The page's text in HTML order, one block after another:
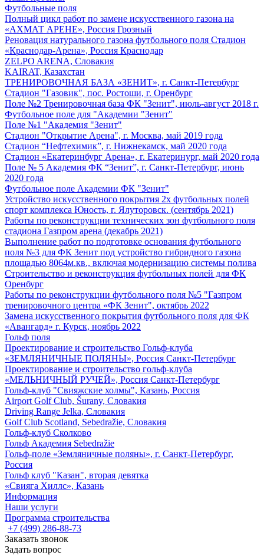
Футбольные поля
Полный цикл работ по замене искусственного газона на
«АХМАТ АРЕНЕ», Россия Грозный
Реновация натурального газона футбольного поля Стадион
«Краснодар-Арена», Россия Краснодар
ZELPO ARENA, Словакия
KAIRAT, Казахстан
ТРЕНИРОВОЧНАЯ БАЗА «ЗЕНИТ», г. Санкт-Петербург
Стадион "Газовик", пос. Ростоши, г. Оренбург
Поле №2 Тренировочная база ФК "Зенит", июль-август 2018 г.
Футбольное поле для "Академии "Зенит"
Поле №1 "Академия "Зенит"
Стадион "Открытие Арена", г. Москва, май 2019 года
Стадион “Нефтехимик”, г. Нижнекамск, май 2020 года
Стадион «Екатеринбург Арена», г. Екатеринург, май 2020 года
Поле № 5 Академия ФК “Зенит”, г. Санкт-Петербург, июнь
2020 года
Футбольное поле Академии ФК "Зенит"
Устройство искусственного покрытия 2х футбольных полей
спорт комплекса Юность, г. Ялуторовск. (сентябрь 2021)
Работы по реконструкции технических зон футбольного поля
стадиона Газпром арена (декабрь 2021)
Выполнение работ по подготовке основания футбольного
поля №3 для ФК Зенит под устройство гибридного газона
площадью 8064м.кв., включая модернизацию системы полива
Строительство и реконструкция футбольных полей для ФК
Оренбург
Работы по реконструкции футбольного поля №5 "Газпром
тренировочного центра «ФК Зенит", октябрь 2022
Замена искусственного покрытия футбольного поля для ФК
«Авангард» г. Курск, ноябрь 2022
Гольф поля
Проектирование и строительство Гольф-клуба
«ЗЕМЛЯНИЧНЫЕ ПОЛЯНЫ», Россия Санкт-Петербург
Проектирование и строительство гольф-клуба
«МЕЛЬНИЧНЫЙ РУЧЕЙ», Россия Санкт-Петербург
Гольф-клуб "Свияжские холмы", Казань, Россия
Airport Golf Club, Šurany, Словакия
Driving Range Jelka, Словакия
Golf Club Scotland, Sebedražie, Словакия
Гольф-клуб Сколково
Гольф Академия Sebedražie
Гольф-поле «Земляничные поляны», г. Санкт-Петербург,
Россия
Гольф клуб "Казан", вторая девятка
«Свияга Хиллс», Казань
Информация
Наши услуги
Программа строительства
+7 (499) 286-88-73
Заказать звонок
Задать вопрос